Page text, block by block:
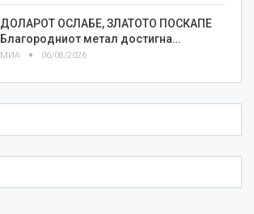
ДОЛАРОТ ОСЛАБЕ, ЗЛАТОТО ПОСКАПЕ
Благородниот метал достигна…
МИА 06/08/2026